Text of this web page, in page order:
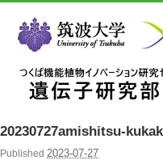
20230727amishitsu-
Published 2023-07-27